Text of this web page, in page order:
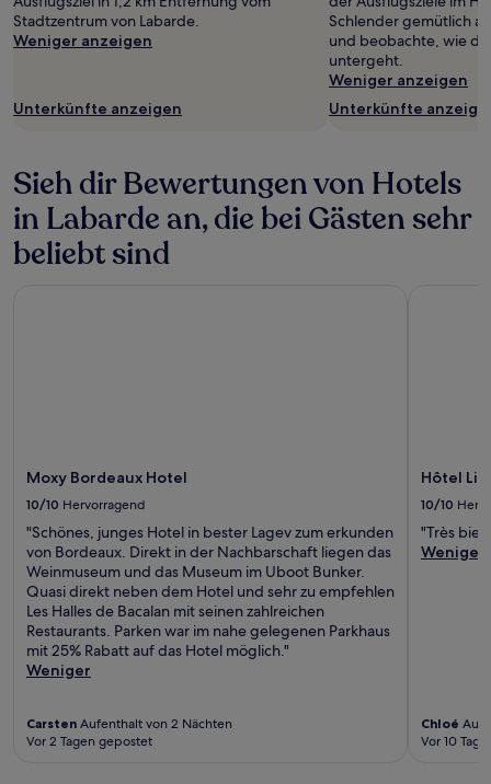
Stadtzentrum von Labarde.
Weniger anzeigen
Unterkünfte anzeigen
Schlender gemütlich
und beobachte, wie
untergeht.
Weniger anzeigen
Unterkünfte
Sieh dir Bewertungen von Hotels
in Labarde an, die bei Gästen sehr
beliebt sind
Moxy Bordeaux Hotel
10/10 Hervorragend
"Schönes, junges Hotel in bester Lagev zum erkunden
von Bordeaux. Direkt in der Nachbarschaft liegen das
Weinmuseum und das Museum im Uboot Bunker.
Quasi direkt neben dem Hotel und sehr zu empfehlen
Les Halles de Bacalan mit seinen zahlreichen
Restaurants. Parken war im nahe gelegenen Parkhaus
mit 25% Rabatt auf das Hotel möglich."
Weniger
Carsten Aufenthalt von 2 Nächten
Vor 2 Tagen gepostet
Hôtel
10/10
"Très
Weniger
Chloé
Vor 10